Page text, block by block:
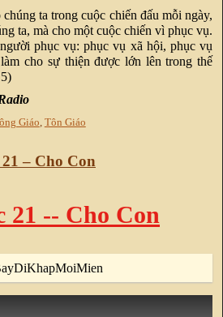
ta trong cuộc chiến đấu mỗi ngày,
ta, mà cho một cuộc chiến vì phục vụ.
phục vụ: phục vụ xã hội, phục vụ
cho sự thiện được lớn lên trong thế
Giáo, Tôn Giáo
– Cho Con
21 -- Cho Con